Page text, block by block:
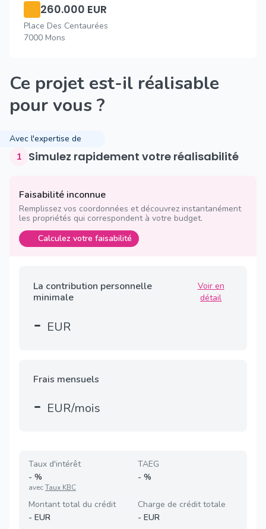
260.000 EUR
Place Des Centaurées
7000 Mons
Ce projet est-il réalisable
pour vous ?
Avec l'expertise de
1 Simulez rapidement votre réalisabilité
Faisabilité inconnue
Remplissez vos coordonnées et découvrez instantanément
les propriétés qui correspondent à votre budget.
Calculez votre faisabilité
La contribution personnelle
minimale
Voir en
détail
- EUR
Frais mensuels
- EUR/mois
Taux d'intérêt
- %
avecTaux KBC
TAEG
- %
Montant total du crédit
- EUR
Charge de crédit totale
- EUR